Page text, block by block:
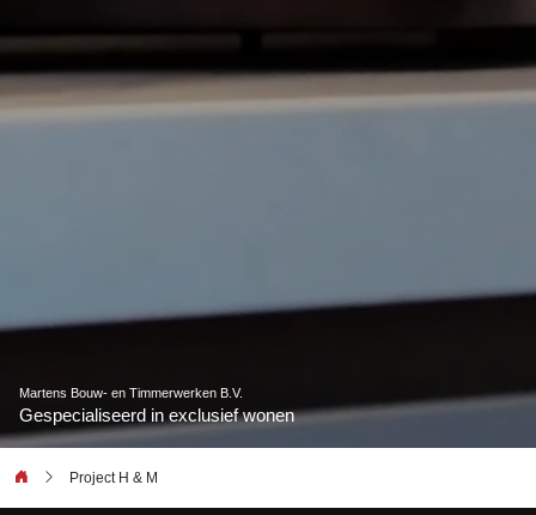
Martens Bouw- en Timmerwerken B.V.
Gespecialiseerd in exclusief wonen
Project H & M